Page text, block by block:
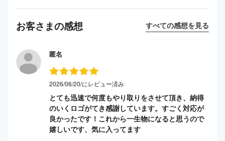
お客さまの感想 すべての感想を見る
匿名
2026/06/20/にレビュー済み
とても迅速で何度もやり取りをさせて頂き、納得
のいくロゴがてき感謝しています。すごく対応が
良かったです！これから一生物になると思うので
嬉しいです、気に入ってます